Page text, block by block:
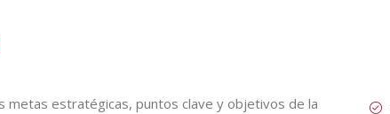
metas estratégicas, puntos clave y objetivos de la